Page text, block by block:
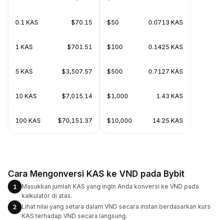
0.1 KAS $70.15
1 KAS $701.51
5 KAS $3,507.57
10 KAS $7,015.14
100 KAS $70,151.37
$50 0.0713 KAS
$100 0.1425 KAS
$500 0.7127 KAS
$1,000 1.43 KAS
$10,000 14.25 KAS
Cara Mengonversi KAS ke VND pada Bybit
1
Masukkan jumlah KAS yang ingin Anda konversi ke VND pada
kalkulator di atas.
2
Lihat nilai yang setara dalam VND secara instan berdasarkan kurs
KAS terhadap VND secara langsung.